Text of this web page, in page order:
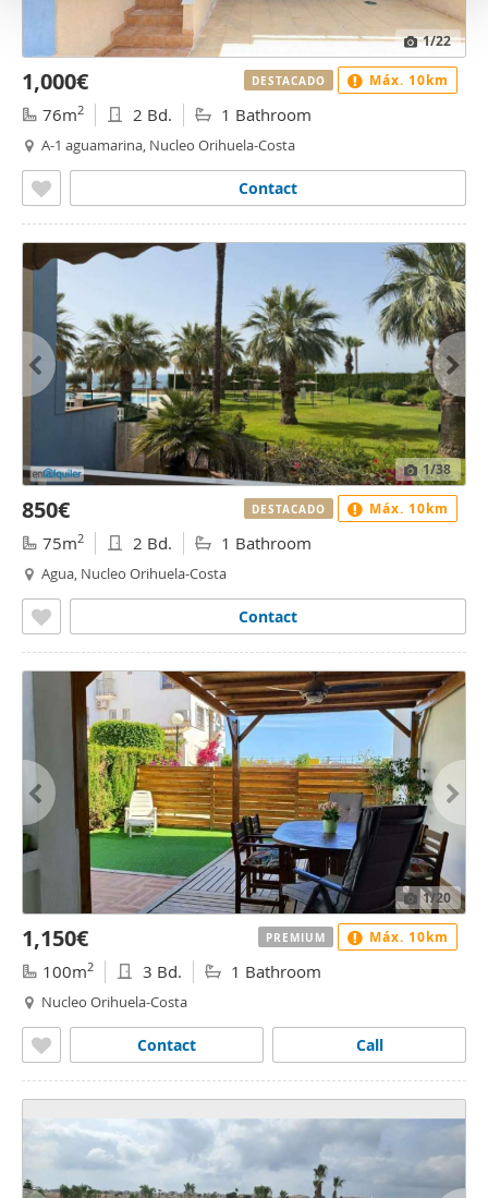
1/22
1,000€
76m2 2 Bd. 1 Bathroom
A-1 aguamarina, Nucleo Orihuela-Costa
Contact
DESTACADO Máx. 10km
1/38
850€
75m2 2 Bd. 1 Bathroom
Agua, Nucleo Orihuela-Costa
Contact
DESTACADO Máx. 10km
1/20
1,150€
100m2 3 Bd. 1 Bathroom
Nucleo Orihuela-Costa
Call
Contact
PREMIUM Máx. 10km